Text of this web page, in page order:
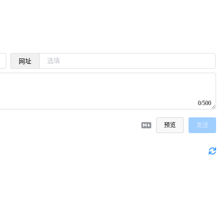
网址
0/500
预览 发送